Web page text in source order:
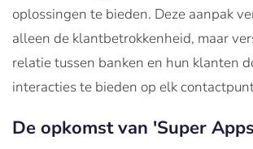
oplossingen te bieden. Deze aanpak
alleen de klantbetrokkenheid, maar
relatie tussen banken en hun klanten
interacties te bieden op elk
De opkomst van 'Super